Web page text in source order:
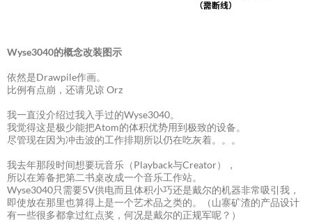
Wyse3040的概念改装图示
依然是Drawpile作画。
比例有点崩，还请见谅 Orz
我一直没介绍过我入手过的Wyse3040。
我觉得这是极少能把Atom的体积优势用到极致的设备。
尽管现在因为冲击波的工作排期所以仍在吃灰着。。。
我去年那段时间想要玩音乐（Playback与Creator），
所以在筹备把第二书桌改成一个音乐工作站。
Wyse3040只需要5V供电而且体积小巧还是戴尔的机器非常吸引我，
即使放在那里也算得上是一个艺术品之类的。（山寨矿渣的产品设计
有一些很多都拿过红点奖，何况是戴尔的正规军呢？）